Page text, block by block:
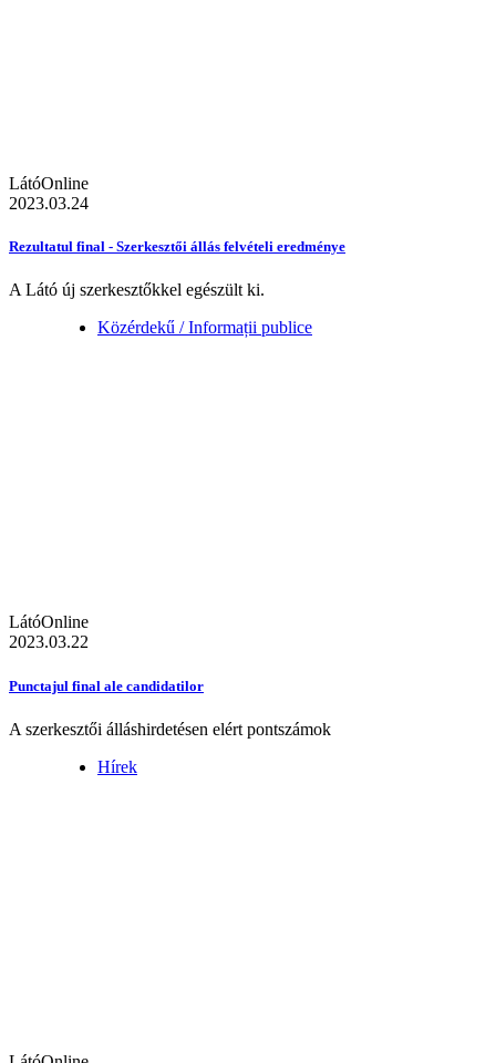
LátóOnline
2023.03.24
Rezultatul final - Szerkesztői állás felvételi eredménye
A Látó új szerkesztőkkel egészült ki.
Közérdekű / Informații publice
LátóOnline
2023.03.22
Punctajul final ale candidatilor
A szerkesztői álláshirdetésen elért pontszámok
Hírek